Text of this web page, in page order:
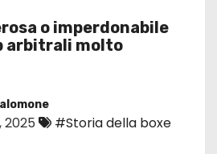
o imperdonabile
arbitrali molto
2025 #Storia della boxe